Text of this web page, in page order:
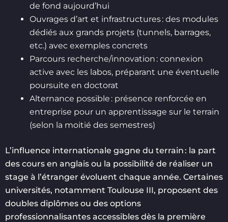
de fond aujourd’hui
Ouvrages d’art et infrastructures : des modules
dédiés aux grands projets (tunnels, barrages,
etc.) avec exemples concrets
Parcours recherche/innovation : connexion
active avec les labos, préparant une éventuelle
poursuite en doctorat
Alternance possible : présence renforcée en
entreprise pour un apprentissage sur le terrain
(selon la moitié des semestres)
L’influence internationale gagne du terrain : la part
des cours en anglais ou la possibilité de réaliser un
stage à l’étranger évoluent chaque année. Certaines
universités, notamment Toulouse III, proposent des
doubles diplômes ou des options
professionnalisantes accessibles dès la première